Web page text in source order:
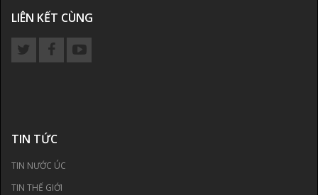
LIÊN KẾT CÙNG
TIN TỨC
TIN NƯỚC ÚC
TIN THẾ GIỚI